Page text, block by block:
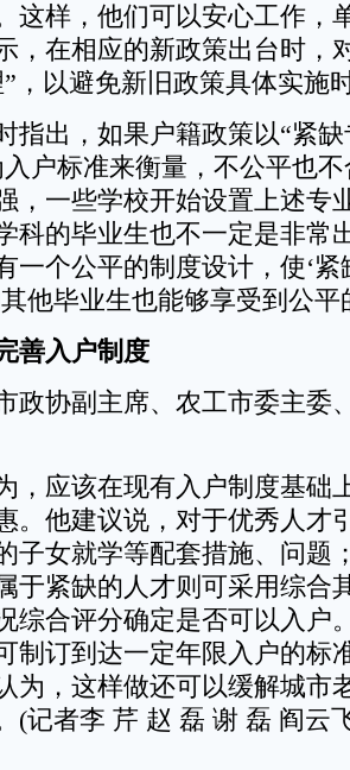
这样，他们可以安心工作，
，在相应的新政策出台时，
，以避免新旧政策具体实施
出，如果户籍政策以“紧缺
户标准来衡量，不公平也
，一些学校开始设置上述专
科的毕业生也不一定是非常
一个公平的制度设计，使‘紧
他毕业生也能够享受到公平
入户制度
协副主席、农工市委主委
应该在现有入户制度基础
。他建议说，对于优秀人才
子女就学等配套措施、问题
于紧缺的人才则可采用综合
综合评分确定是否可以入户
制订到达一定年限入户的标
为，这样做还可以缓解城市
(记者李 芹 赵 磊 谢 磊 阎云